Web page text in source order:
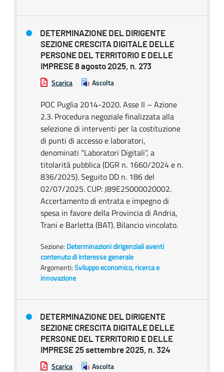
DETERMINAZIONE DEL DIRIGENTE
SEZIONE CRESCITA DIGITALE DELLE
PERSONE DEL TERRITORIO E DELLE
IMPRESE 8 agosto 2025, n. 273
Scarica Ascolta
POC Puglia 2014-2020. Asse II – Azione
2.3. Procedura negoziale finalizzata alla
selezione di interventi per la costituzione
di punti di accesso e laboratori,
denominati “Laboratori Digitali”, a
titolarità pubblica (DGR n. 1660/2024 e n.
836/2025). Seguito DD n. 186 del
02/07/2025. CUP: J89E25000020002.
Accertamento di entrata e impegno di
spesa in favore della Provincia di Andria,
Trani e Barletta (BAT). Bilancio vincolato.
Sezione: Determinazioni dirigenziali aventi
contenuto di interesse generale
Argomenti:Sviluppo economico, ricerca e
innovazione
DETERMINAZIONE DEL DIRIGENTE
SEZIONE CRESCITA DIGITALE DELLE
PERSONE DEL TERRITORIO E DELLE
IMPRESE 25 settembre 2025, n. 324
Scarica Ascolta